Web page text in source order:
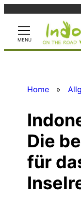
springen
Home »
Die
für